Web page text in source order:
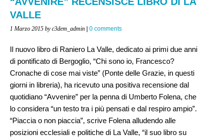
VALLE
1 Marzo 2015 by c3dem_admin | 0 comments
Il nuovo libro di Raniero La Valle, dedicato ai primi due anni
di pontificato di Bergoglio, “Chi sono io, Francesco?
Cronache di cose mai viste” (Ponte delle Grazie, in questi
giorni in libreria), ha ricevuto una positiva recensione dal
quotidiano “Avvenire” per la penna di Umberto Folena, che
lo considera “un testo tra i più pensati e dal respiro ampio”.
“Piaccia o non piaccia”, scrive Folena alludendo alle
posizioni ecclesiali e politiche di La Valle, “il suo libro su